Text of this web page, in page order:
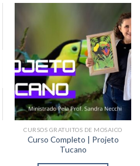
CURSOS GRATUITOS DE MOSAICO
Curso Completo | Projeto
Tucano